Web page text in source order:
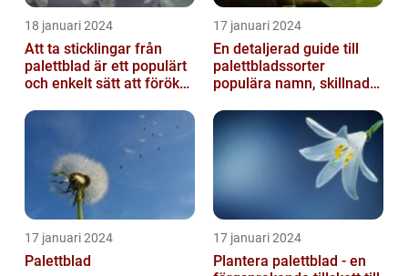
18 januari 2024
Att ta sticklingar från
palettblad är ett populärt
och enkelt sätt att föröka
17 januari 2024
En detaljerad guide till
palettbladssorter
populära namn, skillnader
17 januari 2024
Palettblad
17 januari 2024
Plantera palettblad - en